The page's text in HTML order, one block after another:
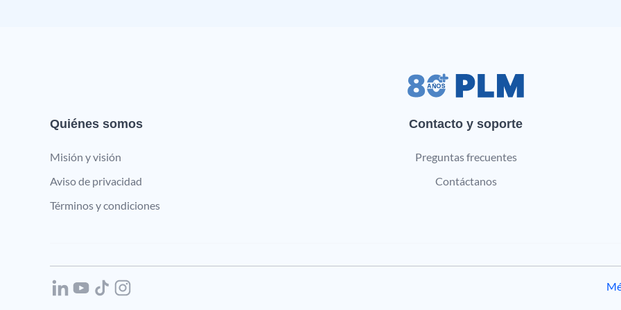
Quiénes somos
Misión y visión
Aviso de privacidad
Términos y condiciones
Contacto y soporte
Preguntas frecuentes
Contáctanos